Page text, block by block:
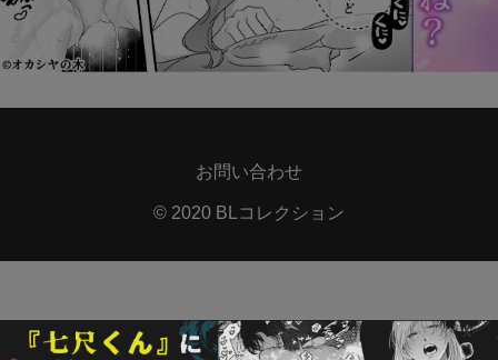
お問い合わせ
© 2020 BLコレクション